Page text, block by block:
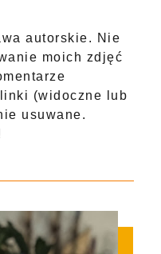
autorskie. Nie
moich zdjęć
(widoczne lub
usuwane.